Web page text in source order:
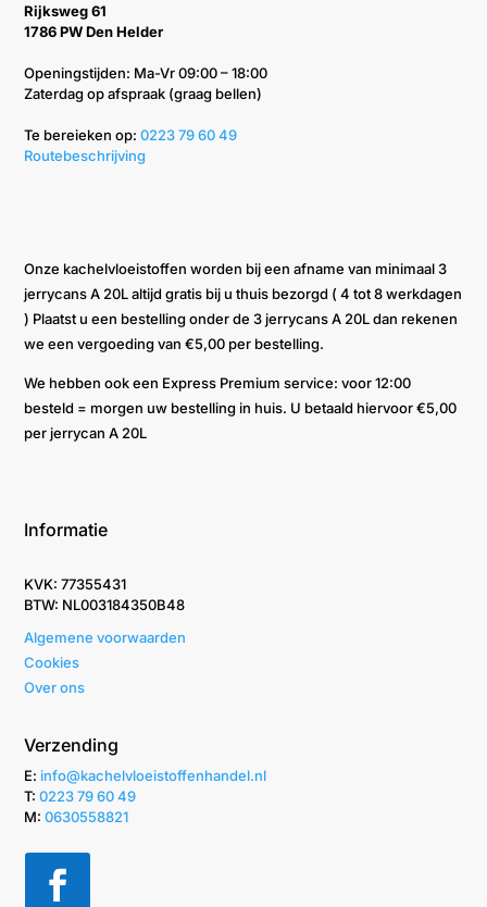
Rijksweg 61
1786 PW Den Helder
Openingstijden: Ma-Vr 09:00 – 18:00
Zaterdag op afspraak (graag bellen)
Te bereieken op: ‭0223 79 60 49‬
Routebeschrijving
Onze kachelvloeistoffen worden bij een afname van minimaal 3
jerrycans A 20L altijd gratis bij u thuis bezorgd ( 4 tot 8 werkdagen
) Plaatst u een bestelling onder de 3 jerrycans A 20L dan rekenen
we een vergoeding van €5,00 per bestelling.
We hebben ook een Express Premium service: voor 12:00
besteld = morgen uw bestelling in huis. U betaald hiervoor €5,00
per jerrycan A 20L
Informatie
KVK: 77355431
BTW: NL003184350B48
Algemene voorwaarden
Cookies
Over ons
Verzending
E: info@kachelvloeistoffenhandel.nl
T: ‭0223 79 60 49‬
M:0630558821